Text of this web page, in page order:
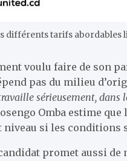
différents tarifs abordables
voulu faire de son
pas du milieu
sérieusement,
Omba estime
niveau si les conditions
promet aussi